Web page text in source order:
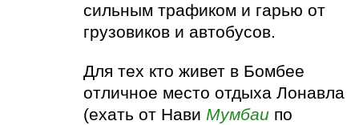
сильным трафиком и гарью от
грузовиков и автобусов.
Для тех кто живет в Бомбее
отличное место отдыха Лонавла
(ехать от Нави Мумбаи по